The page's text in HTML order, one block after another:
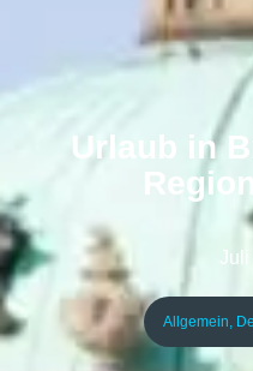
Urlaub in
Juli
Allgemein